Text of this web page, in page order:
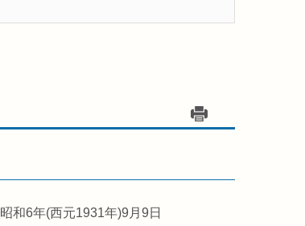
昭和6年(西元1931年)9月9日